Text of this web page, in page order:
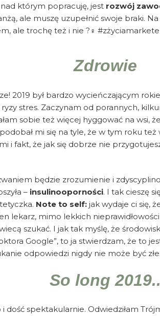
którym popracuję, jest rozwój
ale muszę uzupełnić swoje braki.
ale trochę też i nie ?‍♀️
Zdrowie
2019 był bardzo wycieńczającym
ryzy stres. Zaczynam od porannych,
sobie też więcej hyggować na wsi,
mi się na tyle, że w tym roku
i fakt, że jak się dobrze nie
będzie zrozumienie i
– insulinooporności. I tak cieszę
Note to self: jak wydaje ci się,
lekarz, mimo lekkich
szukać. I jak tak myślę, że
Google”, to ja stwierdzam, że to
odpowiedzi nigdy nie może być złe.
So long 2019..
i dość spektakularnie. Odwiedziłam